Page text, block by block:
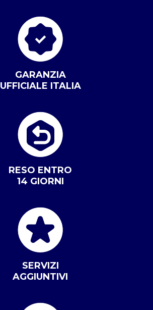
GARANZIA
UFFICIALE ITALIA
RESO ENTRO
14 GIORNI
SERVIZI
AGGIUNTIVI